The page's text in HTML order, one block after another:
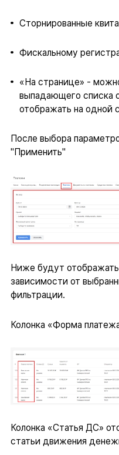
Сторнированные
Фискальному
«На странице» -
выпадающего списка
отображать на одной
После выбора
"Применить"
Ниже будут
зависимости от
фильтрации.
Колонка «Форма
Колонка «Статья ДС»
статьи движения